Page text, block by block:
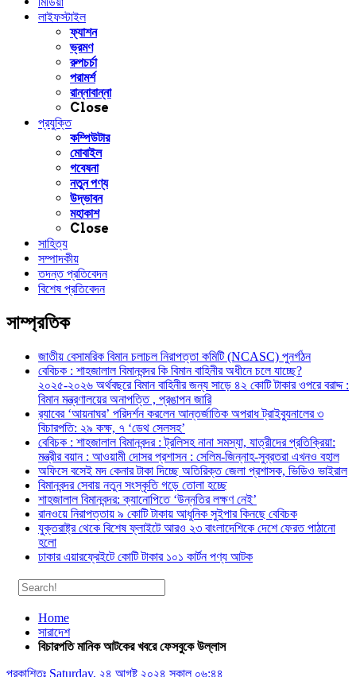
লাইফস্টাইল
ফ্যাশন
ভ্রমণ
রুপচর্চা
পরামর্শ
রান্নাবান্না
Close
প্রযুক্তি
কম্পিউটার
মোবাইল
গবেষনা
নতুন পণ্য
উদ্ভাবন
মহাকাশ
Close
সাহিত্য
সম্পাদকীয়
তদন্ত প্রতিবেদন
বিশেষ প্রতিবেদন
সাম্প্রতিক
জাতীয় বেসামরিক বিমান চলাচল নিরাপত্তা কমিটি (NCASC) পুনর্গঠন
বেবিচক : শাহজালাল বিমানবন্দর কি বিমান বাহিনীর অধীনে চলে যাচ্ছে?
২০২৫-২০২৬ অর্থবছরে বিমান বাহিনীর জন্য সাড়ে ৪২ কোটি টাকার ওপরে বরাদ্দ :
বিমান মন্ত্রণালয়ের অনাপত্তি , প্রঙাপন জারি
র‍্যাবের ‘আয়নাঘর’ পরিদর্শন করলেন আন্তর্জাতিক অপরাধ ট্রাইব্যুনালের ৩
বিচারপতি: ২৯ কক্ষ, ৭ ‘ডেথ সেলসহ’
বেবিচক : শাহজালাল বিমানবন্দর : ট্রলিসহ নানা সমস্যা, যাত্রীদের প্রতিক্রিয়া:
মন্ত্রীর বয়ান : আওয়ামী দোসর প্রশাসন : সেলিম-জিন্নাহ-সুব্রতরা এখনও বহাল
অফিসে বসেই মদ কেনার টাকা দিচ্ছে অতিরিক্ত জেলা প্রশাসক, ভিডিও ভাইরাল
বিমানবন্দর সেবায় নতুন সংস্কৃতি গড়ে তোলা হচ্ছে
শাহজালাল বিমানবন্দর: ক্যানোপিতে ‘উন্নতির লক্ষণ নেই’
রানওয়ে নিরাপত্তায় ৯ কোটি টাকায় আধুনিক সুইপার কিনছে বেবিচক
যুক্তরাষ্ট্র থেকে বিশেষ ফ্লাইটে আরও ২৩ বাংলাদেশিকে দেশে ফেরত পাঠানো
হলো
ঢাকার এয়ারফ্রেইটে কোটি টাকার ১০১ কার্টন পণ্য আটক
Home
সারাদেশ
বিচারপতি মানিক আটকের খবরে ফেসবুকে উল্লাস
প্রকাশিতঃ Saturday, ২৪ আগষ্ট ২০২৪ সকাল ০৬:৪৪